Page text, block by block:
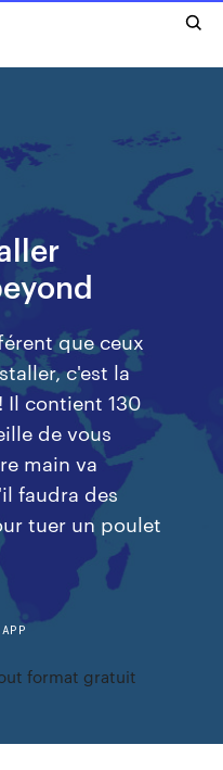
que ceux
c'est la
Il contient 130
de vous
main va
faudra des
tuer un poulet
format gratuit